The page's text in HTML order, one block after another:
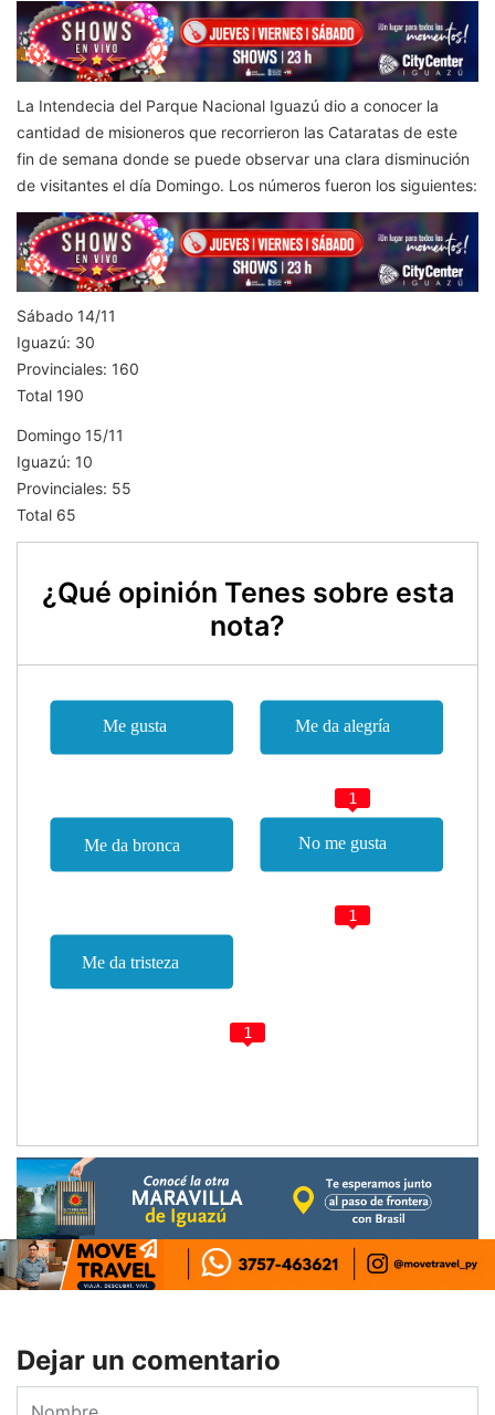
La Intendecia del Parque Nacional Iguazú dio a conocer la
cantidad de misioneros que recorrieron las Cataratas de este
fin de semana donde se puede observar una clara disminución
de visitantes el día Domingo. Los números fueron los siguientes:
Sábado 14/11
Iguazú: 30
Provinciales: 160
Total 190
Domingo 15/11
Iguazú: 10
Provinciales: 55
Total 65
¿Qué opinión Tenes sobre esta
nota?
1
1
1
Dejar un comentario